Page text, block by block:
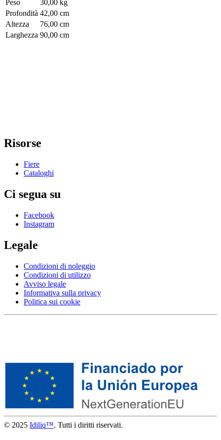
Peso
30,00 kg
Profondità 42,00 cm
Altezza
76,00 cm
Larghezza 90,00 cm
Risorse
Fiere
Cataloghi
Ci segua su
Facebook
Instagram
Legale
Condizioni di noleggio
Condizioni di utilizzo
Avviso legale
Informativa sulla privacy
Politica sui cookie
© 2025 Idiliq™. Tutti i diritti riservati.